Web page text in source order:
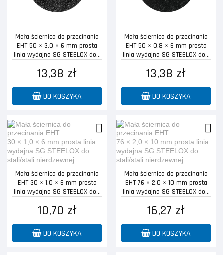
Mała ściernica do przecinania
EHT 50 × 3,0 × 6 mm prosta
linia wydajna SG STEELOX do...
13,38 zł
DO KOSZYKA
Mała ściernica do przecinania
EHT 50 × 0,8 × 6 mm prosta
linia wydajna SG STEELOX do...
13,38 zł
DO KOSZYKA
Mała ściernica do przecinania
EHT 30 × 1,0 × 6 mm prosta
linia wydajna SG STEELOX do...
10,70 zł
DO KOSZYKA
Mała ściernica do przecinania
EHT 76 × 2,0 × 10 mm prosta
linia wydajna SG STEELOX do...
16,27 zł
DO KOSZYKA